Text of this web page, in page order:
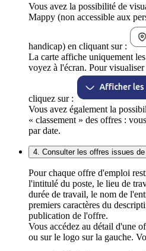
Vous avez la possibilité de
Mappy (non accessible aux
handicap) en cliquant sur :
La carte affiche uniquement
voyez à l'écran. Pour
cliquez sur :
Vous avez également la
« classement » des offres :
par date.
4. Consulter les offres issues
Pour chaque offre d'emploi
l'intitulé du poste, le lieu de
durée de travail, le nom de
premiers caractères du
publication de l'offre.
Vous accédez au détail d'une
ou sur le logo sur la gauche.